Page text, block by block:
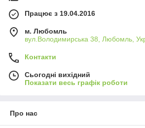
Працює з 19.04.2016
м. Любомль
вул.Володимирська 38, Любомль,
Контакти
Сьогодні вихідний
Показати весь графік роботи
Про нас